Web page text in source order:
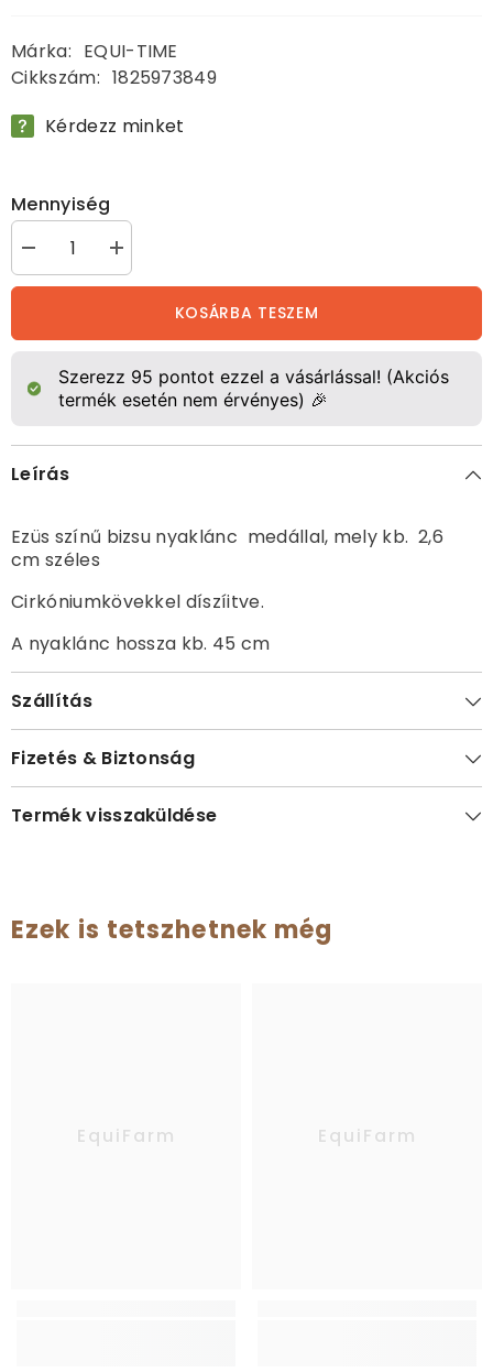
Márka: EQUI-TIME
Cikkszám: 1825973849
Kérdezz minket
Mennyiség
Kislány
lóval
medál
csökkentése
Kislány
lóval
medál
nyaklánccal
mennyiségének
növelése
KOSÁRBA TESZEM
Szerezz 95 pontot ezzel a vásárlással! (Akciós
termék esetén nem érvényes) 🎉
Leírás
Ezüs színű bizsu nyaklánc medállal, mely kb. 2,6
cm széles
Cirkóniumkövekkel díszíitve.
A nyaklánc hossza kb. 45 cm
Szállítás
Fizetés & Biztonság
Termék visszaküldése
Ezek is tetszhetnek még
EquiFarm EquiFarm